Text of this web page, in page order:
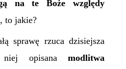
na te Boże względy
to jakie?
sprawę rzuca dzisiejsza
niej opisanamodlitwa